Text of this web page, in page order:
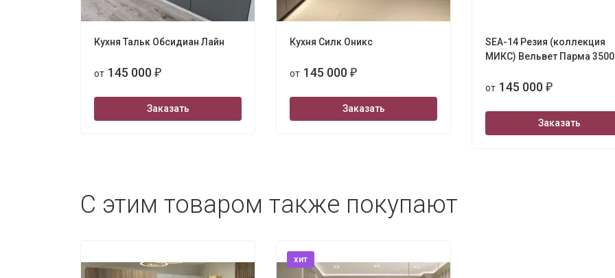
Кухня Тальк Обсидиан Лайн
от 145 000 ₽
Заказать
Кухня Силк Оникс
от 145 000 ₽
Заказать
SEA-14 Резия (коллекция
МИКС) Вельвет Парма 3500
от 145 000 ₽
Заказать
С этим товаром также покупают
хит